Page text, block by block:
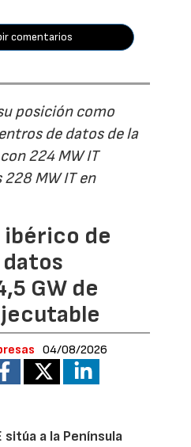
comentarios
posición como
de datos de la
224 MW IT
MW IT en
ibérico de
GW de
04/08/2026
sitúa a la Península